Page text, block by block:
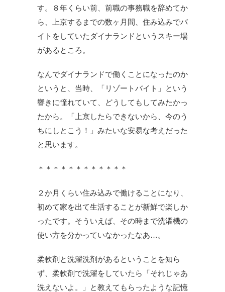
す。８年くらい前、前職の事務職を辞めてか
ら、上京するまでの数ヶ月間、住み込みでバ
イトをしていたダイナランドというスキー場
があるところ。
なんでダイナランドで働くことになったのか
というと、当時、「リゾートバイト」という
響きに憧れていて、どうしてもしてみたかっ
たから。「上京したらできないから、今のう
ちにしとこう！」みたいな安易な考えだった
と思います。
＊＊＊＊＊＊＊＊＊＊＊＊
２か月くらい住み込みで働けることになり、
初めて家を出て生活することが新鮮で楽しか
ったです。そういえば、その時まで洗濯機の
使い方を分かっていなかったなあ…。
柔軟剤と洗濯洗剤があるということを知ら
ず、柔軟剤で洗濯をしていたら「それじゃあ
洗えないよ。」と教えてもらったような記憶